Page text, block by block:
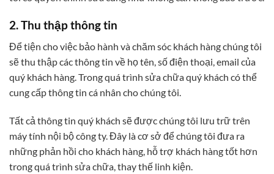
2. Thu thập thông tin
Để tiện cho việc bảo hành và chăm sóc khách hàng chúng tôi
sẽ thu thập các thông tin về họ tên, số điện thoại, email của
quý khách hàng. Trong quá trình sửa chữa quý khách có thể
cung cấp thông tin cá nhân cho chúng tôi.
Tất cả thông tin quý khách sẽ được chúng tôi lưu trữ trên
máy tính nội bộ công ty. Đây là cơ sở để chúng tôi đưa ra
những phản hồi cho khách hàng, hỗ trợ khách hàng tốt hơn
trong quá trình sửa chữa, thay thế linh kiện.